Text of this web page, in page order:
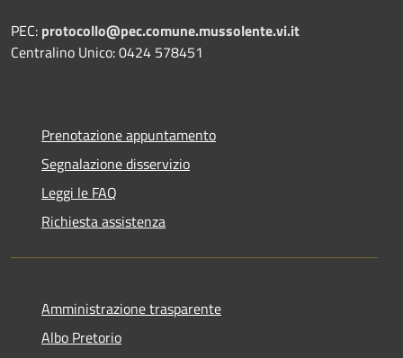
PEC: protocollo@pec.comune.mussolente.vi.it
Centralino Unico: 0424 578451
Prenotazione appuntamento
Segnalazione disservizio
Leggi le FAQ
Richiesta assistenza
Amministrazione trasparente
Albo Pretorio